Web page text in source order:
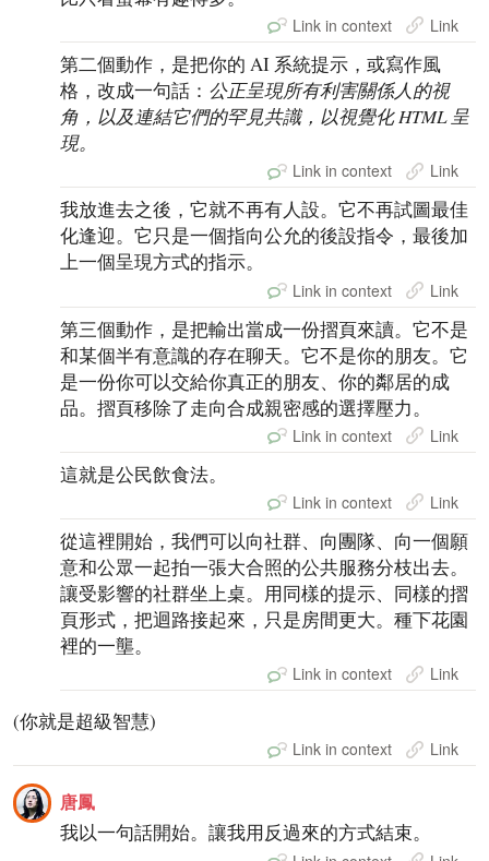
Link in context Link
第二個動作，是把你的 AI 系統提示，或寫作風
格，改成一句話： 公正呈現所有利害關係人的視
角，以及連結它們的罕見共識，以視覺化 HTML 呈
現。
Link in context Link
我放進去之後，它就不再有人設。它不再試圖最佳
化逢迎。它只是一個指向公允的後設指令，最後加
上一個呈現方式的指示。
Link in context Link
第三個動作，是把輸出當成一份摺頁來讀。它不是
和某個半有意識的存在聊天。它不是你的朋友。它
是一份你可以交給你真正的朋友、你的鄰居的成
品。摺頁移除了走向合成親密感的選擇壓力。
Link in context Link
這就是公民飲食法。
Link in context Link
從這裡開始，我們可以向社群、向團隊、向一個願
意和公眾一起拍一張大合照的公共服務分枝出去。
讓受影響的社群坐上桌。用同樣的提示、同樣的摺
頁形式，把迴路接起來，只是房間更大。種下花園
裡的一壟。
Link in context Link
(你就是超級智慧)
Link in context Link
唐鳳
我以一句話開始。讓我用反過來的方式結束。